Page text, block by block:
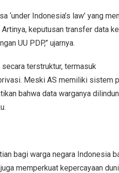
‘under Indonesia’s law’ yang
keputusan transfer data
UU PDP,” ujarnya.
terstruktur, termasuk
Meski AS memiliki sistem
bahwa data warganya
bagi warga negara Indonesia
memperkuat kepercayaan